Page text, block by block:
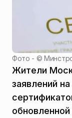
Фото - ©
Жители
заявлений